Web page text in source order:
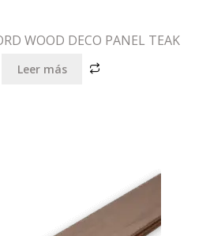
WOOD DECO PANEL TEAK
Leer más